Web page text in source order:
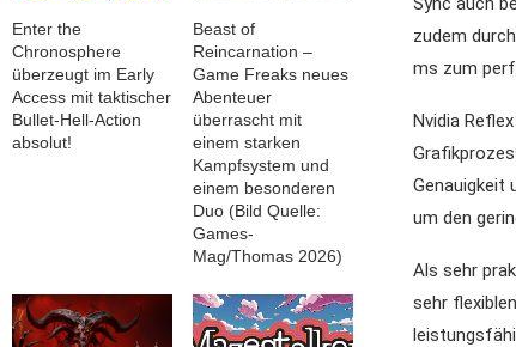
zudem
ms zum
Nvidia
Genauigkeit
um den
Als sehr
sehr
Enter the
Chronosphere
überzeugt im Early
Access mit taktischer
Bullet-Hell-Action
absolut!
Beast of
Reincarnation –
Game Freaks neues
Abenteuer
überrascht mit
einem starken
Kampfsystem und
einem besonderen
Duo (Bild Quelle:
Games-
Mag/Thomas 2026)